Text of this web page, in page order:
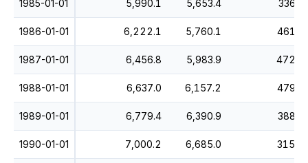
1985-01-01 5,990.1 5,653.4 336.8
1986-01-01 6,222.1 5,760.1 461.9
1987-01-01 6,456.8 5,983.9 472.9
1988-01-01 6,637.0 6,157.2 479.8
1989-01-01 6,779.4 6,390.9 388.5
1990-01-01 7,000.2 6,685.0 315.2